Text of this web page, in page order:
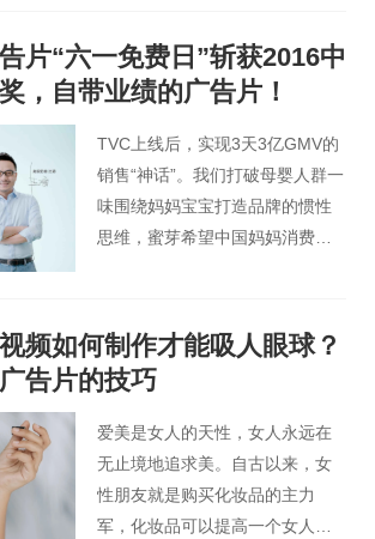
片“六一免费日”斩获2016中
，自带业绩的广告片！
TVC上线后，实现3天3亿GMV的
销售“神话”。我们打破母婴人群一
味围绕妈妈宝宝打造品牌的惯性
思维，蜜芽希望中国妈妈消费零
大赢家。
频如何制作才能吸人眼球？
告片的技巧
爱美是女人的天性，女人永远在
无止境地追求美。自古以来，女
性朋友就是购买化妆品的主力
军，化妆品可以提高一个女人的